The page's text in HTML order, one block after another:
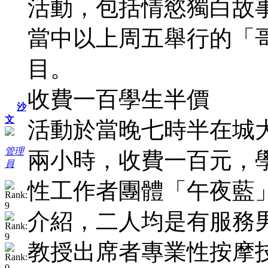
沙
文
管理
員
活動，包括情慾獨白故
當中以上周五舉行的「
目。
收費一百學生半價
活動於當晚七時半在城
兩小時，收費一百元，
性工作者團體「午夜藍
介紹，二人均是有服務
教授出席者專業性按摩